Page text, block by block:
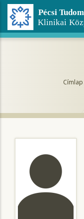
Ugrás
tartalomra
Címlap